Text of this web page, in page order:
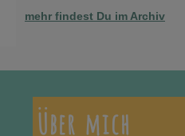
mehr findest Du im Archiv
Über mich